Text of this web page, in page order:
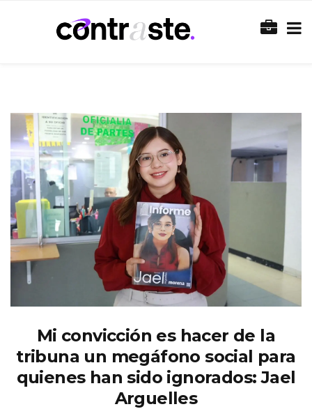
Mi convicción es hacer de la
tribuna un megáfono social para
quienes han sido ignorados: Jael
Arguelles